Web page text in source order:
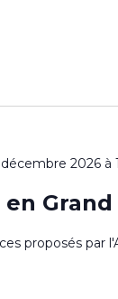
décembre 2026 à
en
proposés par